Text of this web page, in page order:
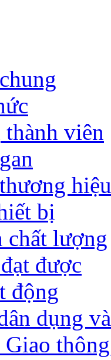
viên
hiệu
bị
chất lượng
được
động
dụng